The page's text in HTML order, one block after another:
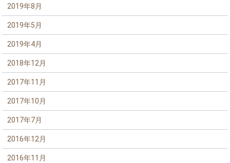
2019年8月
2019年5月
2019年4月
2018年12月
2017年11月
2017年10月
2017年7月
2016年12月
2016年11月